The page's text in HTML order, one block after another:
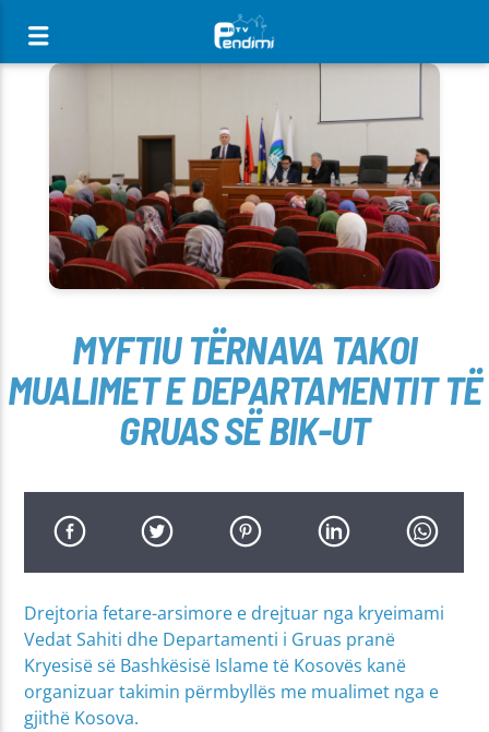
[There are no radio stations in the database]
MYFTIU TËRNAVA TAKOI
MUALIMET E DEPARTAMENTIT TË
GRUAS SË BIK-UT
Drejtoria fetare-arsimore e drejtuar nga kryeimami
Vedat Sahiti dhe Departamenti i Gruas pranë
Kryesisë së Bashkësisë Islame të Kosovës kanë
organizuar takimin përmbyllës me mualimet nga e
gjithë Kosova.